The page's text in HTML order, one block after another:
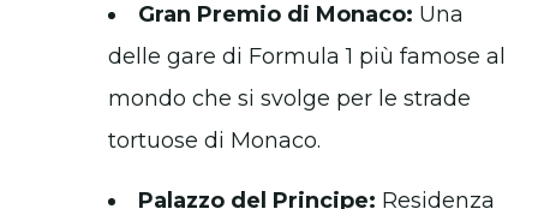
Gran Premio di Monaco: Una
delle gare di Formula 1 più famose al
mondo che si svolge per le strade
tortuose di Monaco.
Palazzo del Principe: Residenza